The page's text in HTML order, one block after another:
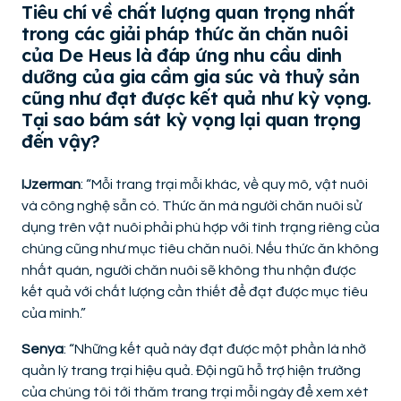
Tiêu chí về chất lượng quan trọng nhất
trong các giải pháp thức ăn chăn nuôi
của De Heus là đáp ứng nhu cầu dinh
dưỡng của gia cầm gia súc và thuỷ sản
cũng như đạt được kết quả như kỳ vọng.
Tại sao bám sát kỳ vọng lại quan trọng
đến vậy?
IJzerman: “Mỗi trang trại mỗi khác, về quy mô, vật nuôi
và công nghệ sẵn có. Thức ăn mà người chăn nuôi sử
dụng trên vật nuôi phải phù hợp với tình trạng riêng của
chúng cũng như mục tiêu chăn nuôi. Nếu thức ăn không
nhất quán, người chăn nuôi sẽ không thu nhận được
kết quả với chất lượng cần thiết để đạt được mục tiêu
của mình.”
Senya: “Những kết quả này đạt được một phần là nhờ
quản lý trang trại hiệu quả. Đội ngũ hỗ trợ hiện trường
của chúng tôi tới thăm trang trại mỗi ngày để xem xét